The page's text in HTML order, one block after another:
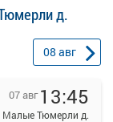
д.
08 авг
07 авг 13:45
Малые Тюмерли д.